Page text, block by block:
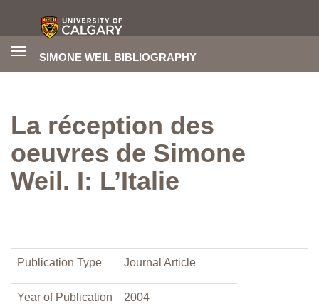
SIMONE WEIL BIBLIOGRAPHY
Toggle
La réception des
oeuvres de Simone
Weil. I: L’Italie
Publication Type Journal Article
Year of Publication 2004